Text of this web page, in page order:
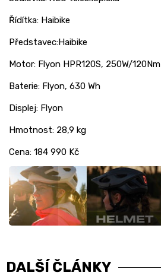
Řídítka: Haibike
Představec:Haibike
Motor: Flyon HPR120S, 250W/120Nm
Baterie: Flyon, 630 Wh
Displej: Flyon
Hmotnost: 28,9 kg
Cena: 184 990 Kč
DALŠÍ ČLÁNKY